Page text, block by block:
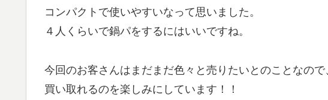
コンパクトで使いやすいなって思いました。
４人くらいで鍋パをするにはいいですね。
今回のお客さんはまだまだ色々と売りたいとのことなの
買い取れるのを楽しみにしています！！